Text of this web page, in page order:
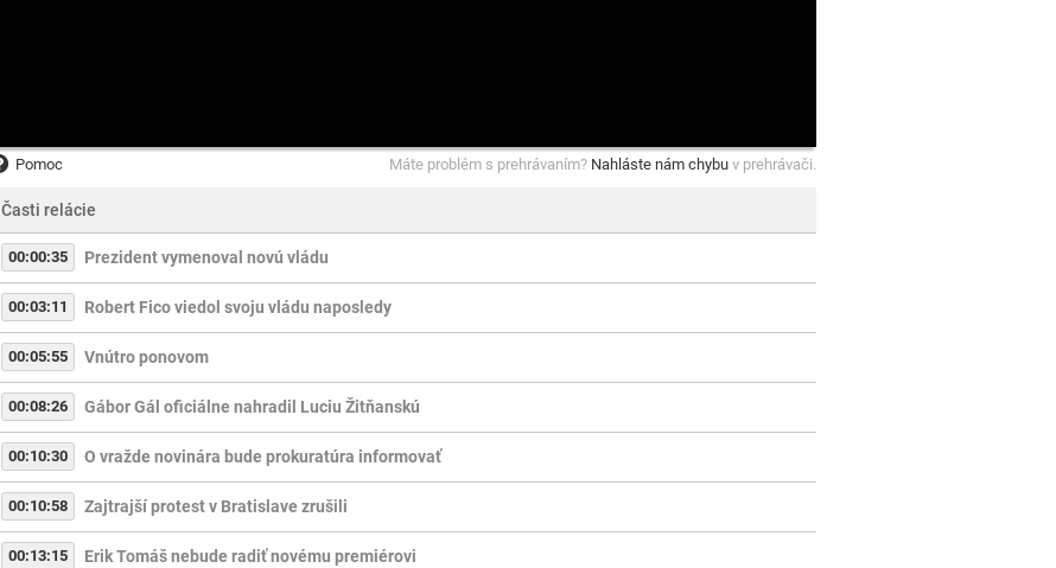
Pomoc Máte problém s prehrávaním? Nahláste nám chybu v prehrávači.
Časti relácie
00:00:35 Prezident vymenoval novú vládu
00:03:11 Robert Fico viedol svoju vládu naposledy
00:05:55 Vnútro ponovom
00:08:26 Gábor Gál oficiálne nahradil Luciu Žitňanskú
00:10:30 O vražde novinára bude prokuratúra informovať
00:10:58 Zajtrajší protest v Bratislave zrušili
00:13:15 Erik Tomáš nebude radiť novému premiérovi